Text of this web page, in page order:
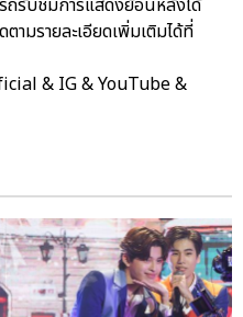
ามรายละเอียดเพิ่มเติมได้ที่
& IG & YouTube &